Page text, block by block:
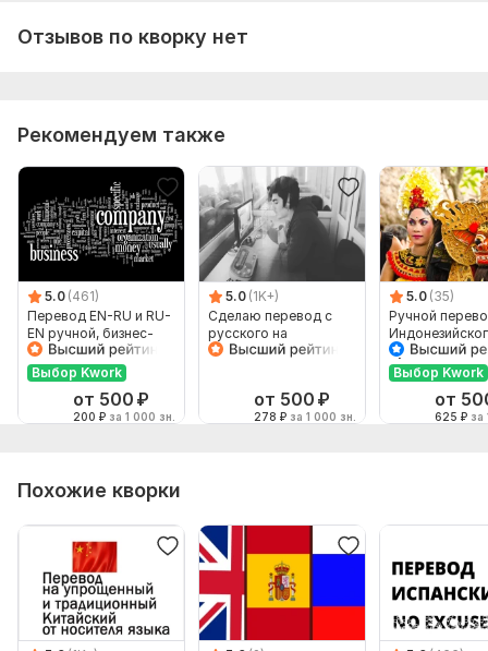
Отзывов по кворку нет
Рекомендуем также
5.0 (461)
Перевод EN-RU и RU-
EN ручной, бизнес-
английский
Выбор Kwork
от 500 ₽
200 ₽ за 1 000 зн.
5.0 (1K+)
Сделаю перевод с
русского на
английский и
от 500 ₽
278 ₽ за 1 000 зн.
5.0 (35)
Ручной
Русский и
Выбор Kwork
от
625 ₽ за
Похожие кворки